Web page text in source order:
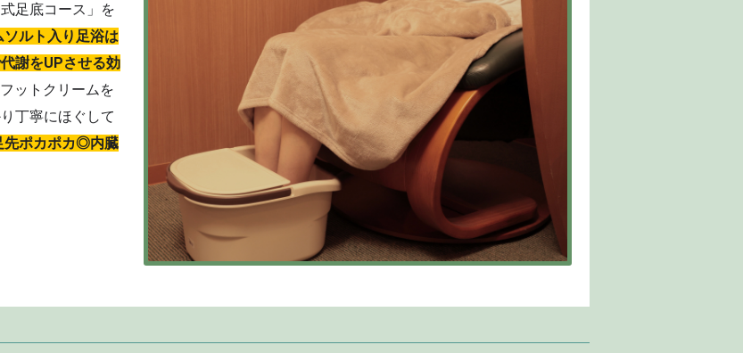
足底コース」を
ソルト入り足浴は
謝をUPさせる効
ットクリームを
丁寧にほぐして
先ポカポカ◎内臓